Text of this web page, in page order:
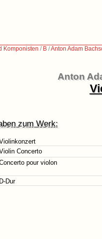
Komponisten / B /Anton Adam
Anton
zum Werk:
Concerto
pour violon
D-Dur